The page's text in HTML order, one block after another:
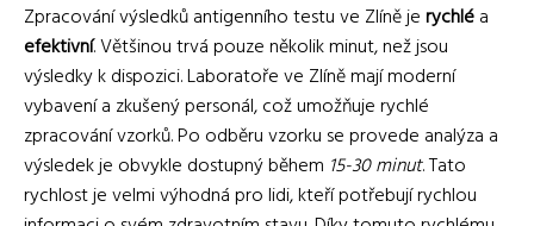
Zpracování výsledků antigenního testu ve Zlíně jerychléa
efektivní. Většinou trvá pouze několik minut, než jsou
výsledky k dispozici. Laboratoře ve Zlíně mají moderní
vybavení a zkušený personál, což umožňuje rychlé
zpracování vzorků. Po odběru vzorku se provede analýza a
výsledek je obvykle dostupný během 15-30 minut. Tato
rychlost je velmi výhodná pro lidi, kteří potřebují rychlou